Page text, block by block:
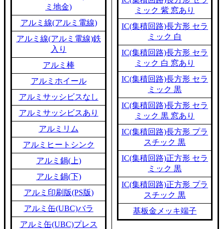
ミ地金)
アルミ線(アルミ電線)
アルミ線(アルミ電線)鉄
入り
アルミ棒
アルミホイール
アルミサッシビスなし
アルミサッシビスあり
アルミリム
アルミヒートシンク
アルミ鍋(上)
アルミ鍋(下)
アルミ印刷版(PS版)
アルミ缶(UBC)バラ
アルミ缶(UBC)プレス
ミック 紫 窓あり
IC(集積回路)長方形 セラ
ミック 白
IC(集積回路)長方形 セラ
ミック 白 窓あり
IC(集積回路)長方形 セラ
ミック 黒
IC(集積回路)長方形 セラ
ミック 黒 窓あり
IC(集積回路)長方形 プラ
スチック 黒
IC(集積回路)正方形 セラ
ミック 黒
IC(集積回路)正方形 プラ
スチック 黒
基板金メッキ端子